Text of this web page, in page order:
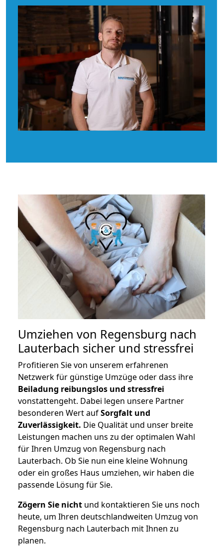
Umziehen von Regensburg nach
Lauterbach sicher und stressfrei
Profitieren Sie von unserem erfahrenen
Netzwerk für günstige Umzüge oder dass ihre
Beiladung reibungslos und stressfrei
vonstattengeht. Dabei legen unsere Partner
besonderen Wert aufSorgfalt und
Zuverlässigkeit. Die Qualität und unser breite
Leistungen machen uns zu der optimalen Wahl
für Ihren Umzug von Regensburg nach
Lauterbach. Ob Sie nun eine kleine Wohnung
oder ein großes Haus umziehen, wir haben die
passende Lösung für Sie.
Zögern Sie nicht und kontaktieren Sie uns noch
heute, um Ihren deutschlandweiten Umzug von
Regensburg nach Lauterbach mit Ihnen zu
planen.